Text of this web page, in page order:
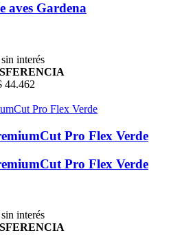
aves Gardena
interés
44.462
Pro Flex Verde
Pro Flex Verde
interés